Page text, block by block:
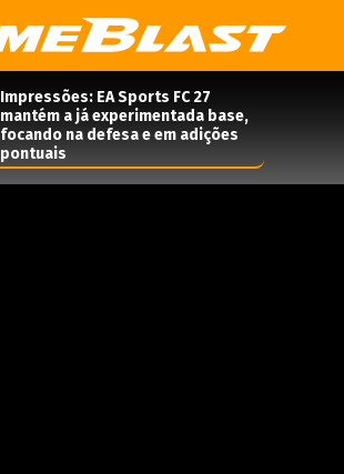
Impressões: EA Sports FC 27
mantém a já experimentada base,
focando na defesa e em adições
pontuais